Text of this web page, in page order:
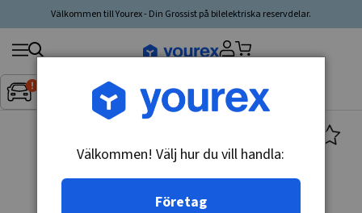
Välkommen till Yourex - Din Grossist på bilelektriska reservdelar.
Inget fordon valt▼
Sök
produkt,
tillverkare,
Välkommen! Välj hur du vill handla:
Företag